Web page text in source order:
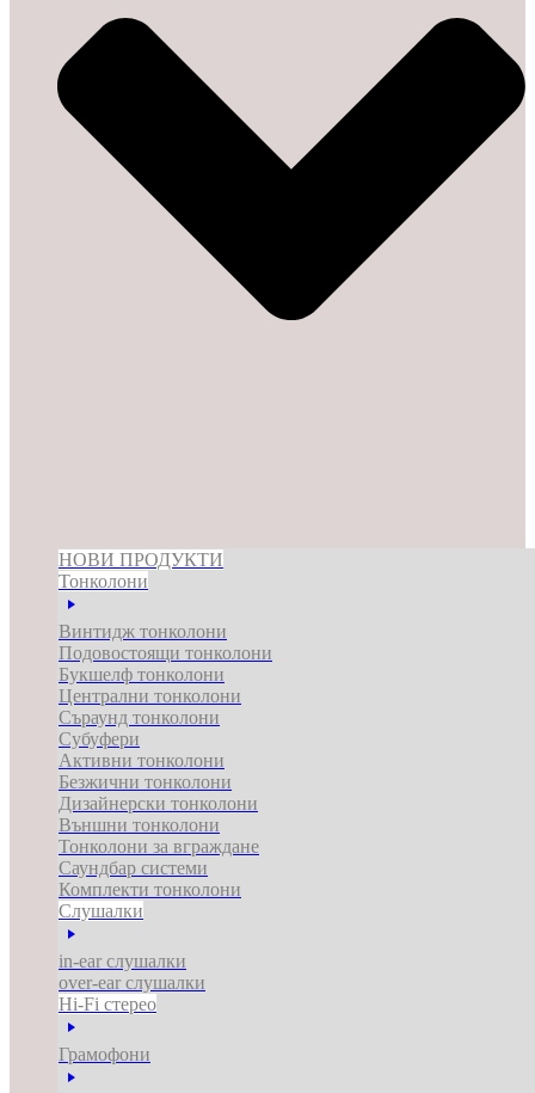
НОВИ ПРОДУКТИ
Тонколони
Винтидж тонколони
Подовостоящи тонколони
Букшелф тонколони
Централни тонколони
Съраунд тонколони
Субуфери
Активни тонколони
Безжични тонколони
Дизайнерски тонколони
Външни тонколони
Тонколони за вграждане
Саундбар системи
Комплекти тонколони
Слушалки
in-ear слушалки
over-ear слушалки
Hi-Fi стерео
Грамофони